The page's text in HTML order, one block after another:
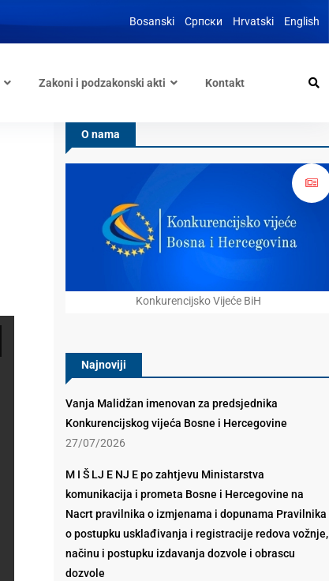
Bosanski Српски Hrvatski English
Zakoni i podzakonski akti Kontakt
O nama
Konkurencijsko Vijeće BiH
Najnoviji
Vanja Malidžan imenovan za predsjednika
Konkurencijskog vijeća Bosne i Hercegovine
27/07/2026
M I Š LJ E NJ E po zahtjevu Ministarstva
komunikacija i prometa Bosne i Hercegovine na
Nacrt pravilnika o izmjenama i dopunama Pravilnika
o postupku usklađivanja i registracije redova vožnje,
načinu i postupku izdavanja dozvole i obrascu
dozvole